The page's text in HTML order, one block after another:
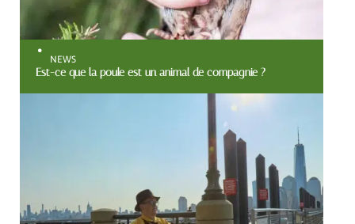
NEWS
Est-ce que la poule est un animal de compagnie ?